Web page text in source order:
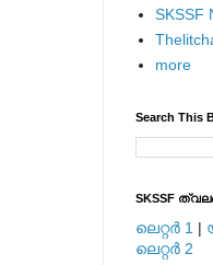
SKSSF
more
Search This
SKSSF
ലെറ്റര്‍ 1 |
ലെറ്റര്‍ 2